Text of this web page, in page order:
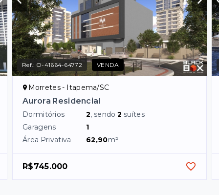
Ref.: O-41664-64772 VENDA
Morretes - Itapema/SC
Aurora Residencial
Dormitórios 2, sendo2 suítes
Garagens
1
Área Privativa
62,90m²
R$745.000